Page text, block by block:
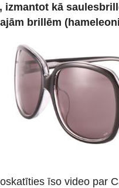
izmantot kā
brillēm
īso video par